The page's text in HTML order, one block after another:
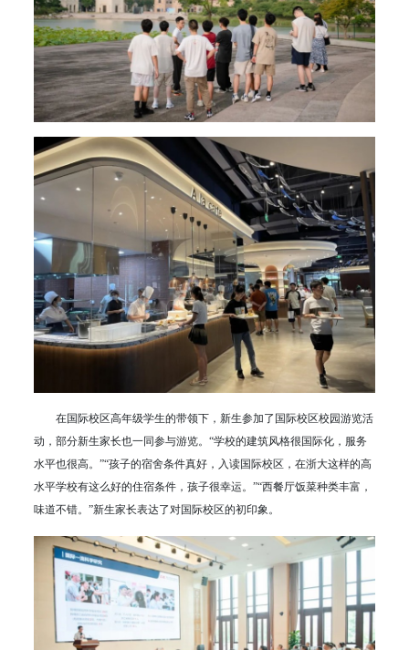
在国际校区高年级学生的带领下，新生参加了国际校区校园游览活
动，部分新生家长也一同参与游览。“学校的建筑风格很国际化，服务
水平也很高。”“孩子的宿舍条件真好，入读国际校区，在浙大这样的高
水平学校有这么好的住宿条件，孩子很幸运。”“西餐厅饭菜种类丰富，
味道不错。”新生家长表达了对国际校区的初印象。